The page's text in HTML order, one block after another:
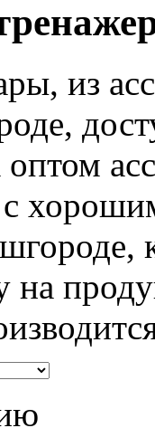
из
с
на